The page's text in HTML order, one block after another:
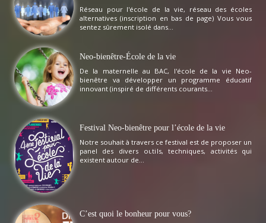
Réseau pour l'école de la vie, réseau des écoles
alternatives (inscription en bas de page) Vous vous
sentez sûrement isolé dans...
Neo-bienêtre-École de la vie
De la maternelle au BAC, l'école de la vie Neo-
bienêtre va développer un programme éducatif
innovant (inspiré de différents courants...
Festival Neo-bienêtre pour l’école de la vie
Notre souhait à travers ce festival est de proposer un
panel des divers outils, techniques, activités qui
existent autour de...
C’est quoi le bonheur pour vous?